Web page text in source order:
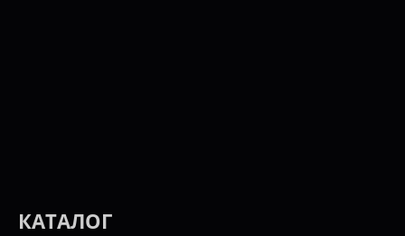
КАТАЛОГ